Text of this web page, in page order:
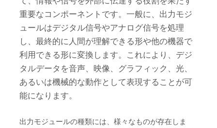
重要なコンポーネントです。一般に、出力モジ
ュールはデジタル信号やアナログ信号を処理
し、最終的に人間が理解できる形や他の機器で
利用できる形に変換します。これにより、デジ
タルデータを音声、映像、グラフィック、光、
あるいは機械的な動作として表現することが可
能になります。
出力モジュールの種類には、様々なものが存在しま